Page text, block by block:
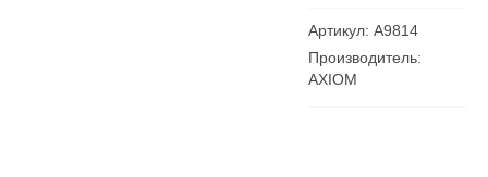
Артикул: А9814
Производитель:
AXIOM